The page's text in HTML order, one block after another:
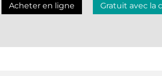
Acheter en ligne Gratuit avec la